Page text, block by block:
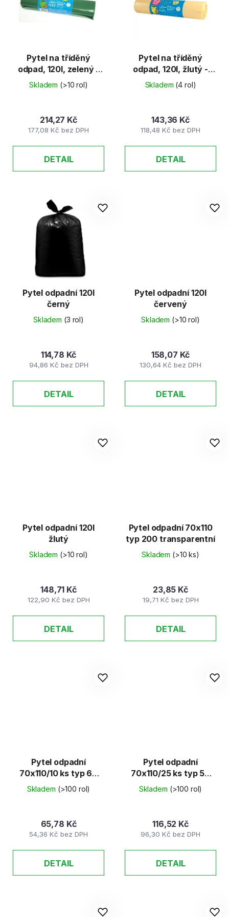
Pytel na tříděný
odpad, 120l, zelený -
SKLO 15ks/rol
Skladem (>10 rol)
177,08 Kč bez DPH
214,27 Kč
DETAIL
Pytel na tříděný
odpad, 120l, žlutý -
PLAST 25ks/rol
Skladem (4 rol)
118,48 Kč bez DPH
143,36 Kč
DETAIL
Pytel odpadní 120l
černý
Skladem (3 rol)
94,86 Kč bez DPH
114,78 Kč
DETAIL
Pytel odpadní 120l
červený
Skladem (>10 rol)
130,64 Kč bez DPH
158,07 Kč
DETAIL
Pytel odpadní 120l
žlutý
Skladem (>10 rol)
122,90 Kč bez DPH
148,71 Kč
DETAIL
Pytel odpadní 70x110
typ 200 transparentní
Skladem (>10 ks)
19,71 Kč bez DPH
23,85 Kč
DETAIL
Pytel odpadní
70x110/10 ks typ 60
zatahovací
Skladem (>100 rol)
54,36 Kč bez DPH
65,78 Kč
DETAIL
Pytel odpadní
70x110/25 ks typ 50
modrý
Skladem (>100 rol)
96,30 Kč bez DPH
116,52 Kč
DETAIL